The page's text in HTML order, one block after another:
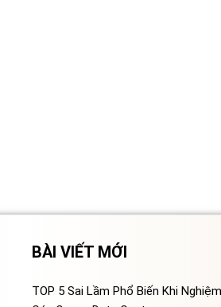
BÀI VIẾT MỚI
TOP 5 Sai Lầm Phổ Biến Khi